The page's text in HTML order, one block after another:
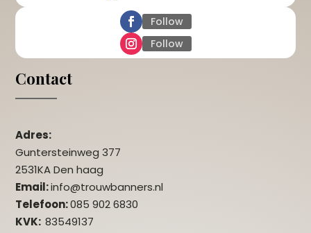
Follow
Follow
Contact
Adres:
Guntersteinweg 377
2531KA Den haag
Email:info@trouwbanners.nl
Telefoon:085 902 6830
KVK:83549137